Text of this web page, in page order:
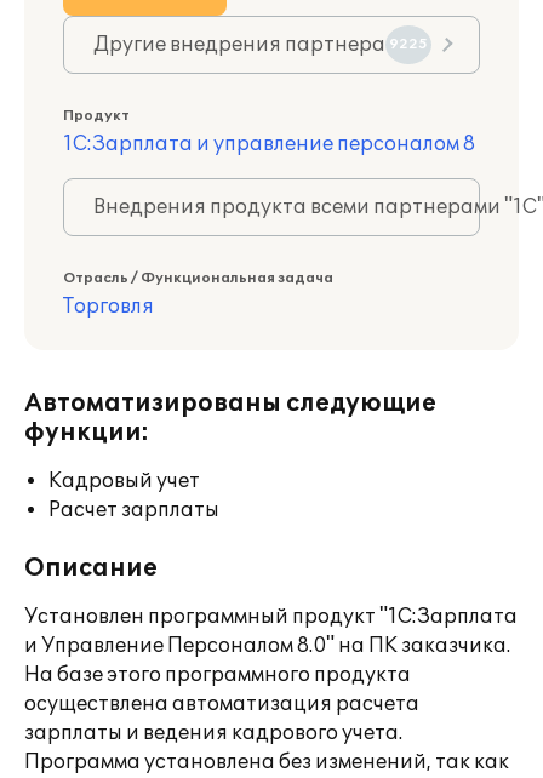
Другие внедрения партнера 9225
Продукт
1С:Зарплата и управление персоналом 8
Внедрения продукта всеми партнерами
Отрасль / Функциональная задача
Торговля
Автоматизированы следующие
функции:
Кадровый учет
Расчет зарплаты
Описание
Установлен программный продукт "1С:Зарплата
и Управление Персоналом 8.0" на ПК заказчика.
На базе этого программного продукта
осуществлена автоматизация расчета
зарплаты и ведения кадрового учета.
Программа установлена без изменений, так как